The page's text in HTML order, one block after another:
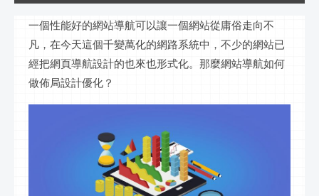
一個性能好的網站導航可以讓一個網站從庸俗走向不
凡，在今天這個千變萬化的網路系統中，不少的網站已
經把網頁導航設計的也來也形式化。那麼網站導航如何
做佈局設計優化？